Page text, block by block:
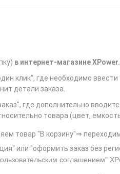
в интернет-магазине
клик", где необходимо
детали заказа.
где дополнительно
товара (цвет,
товар "В корзину"⇒
или "оформить заказ без
соглашением"